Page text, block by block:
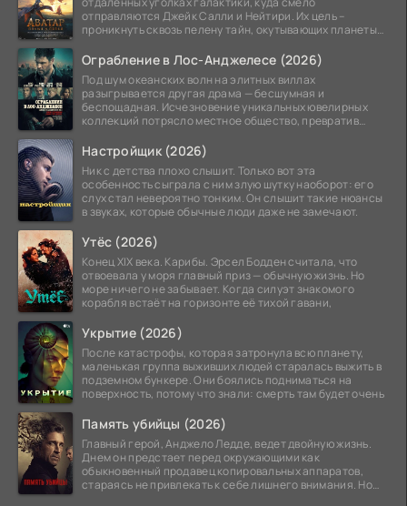
отправляются Джейк Салли и Нейтири. Их цель –
проникнуть сквозь пелену тайн, окутывающих планеты
Ограбление в Лос-Анджелесе (2026)
Под шум океанских волн на элитных виллах
разыгрывается другая драма — бесшумная и
беспощадная. Исчезновение уникальных ювелирных
коллекций потрясло местное общество, превратив
Настройщик (2026)
Ник с детства плохо слышит. Только вот эта
особенность сыграла с ним злую шутку наоборот: его
слух стал невероятно тонким. Он слышит такие нюансы
в звуках, которые обычные люди даже не замечают.
Утёс (2026)
Конец XIX века. Карибы. Эрсел Бодден считала, что
отвоевала у моря главный приз — обычную жизнь. Но
море ничего не забывает. Когда силуэт знакомого
корабля встаёт на горизонте её тихой гавани,
Укрытие (2026)
После катастрофы, которая затронула всю планету,
маленькая группа выживших людей старалась выжить в
подземном бункере. Они боялись подниматься на
поверхность, потому что знали: смерть там будет очень
Память убийцы (2026)
Главный герой, Анджело Ледде, ведет двойную жизнь.
Днем он предстает перед окружающими как
обыкновенный продавец копировальных аппаратов,
стараясь не привлекать к себе лишнего внимания. Но